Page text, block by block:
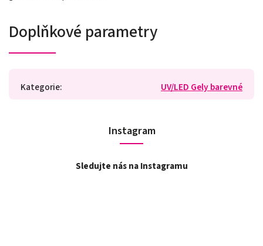
Doplňkové parametry
Kategorie: UV/LED Gely barevné
Instagram
Sledujte nás na Instagramu